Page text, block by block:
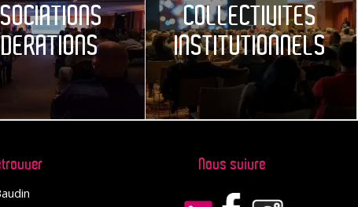
COLLECTIVITES
INSTITUTIONNELS
Nous suivre